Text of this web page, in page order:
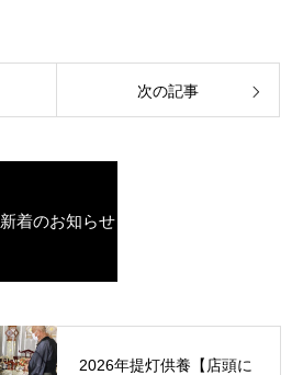
次の記事
新着のお知らせ
2026年提灯供養【店頭に